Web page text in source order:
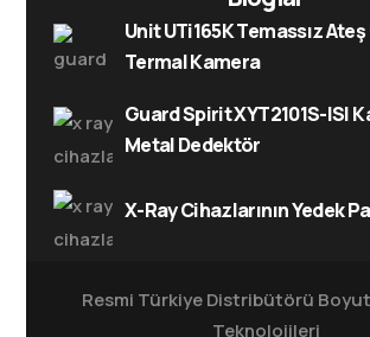
Unit UTi165K Temassız
Termal Kamera
Guard Spirit XYT2101S-ISI
Metal Dedektör
X-Ray Cihazlarının Yedek
Resmi Türkiye Distribütörü
Teknolojileri